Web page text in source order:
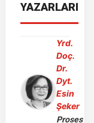
YAZARLARI
Yrd.
Doç.
Dr.
Dyt.
Esin
Şeker
Proses